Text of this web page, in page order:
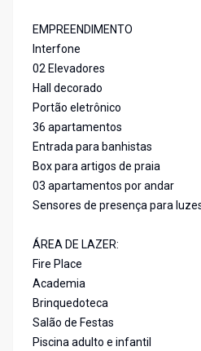
EMPREENDIMENTO
Interfone
02 Elevadores
Hall decorado
Portão eletrônico
36 apartamentos
Entrada para banhistas
Box para artigos de praia
03 apartamentos por andar
Sensores de presença para
ÁREA DE LAZER:
Fire Place
Academia
Brinquedoteca
Salão de Festas
Piscina adulto e infantil